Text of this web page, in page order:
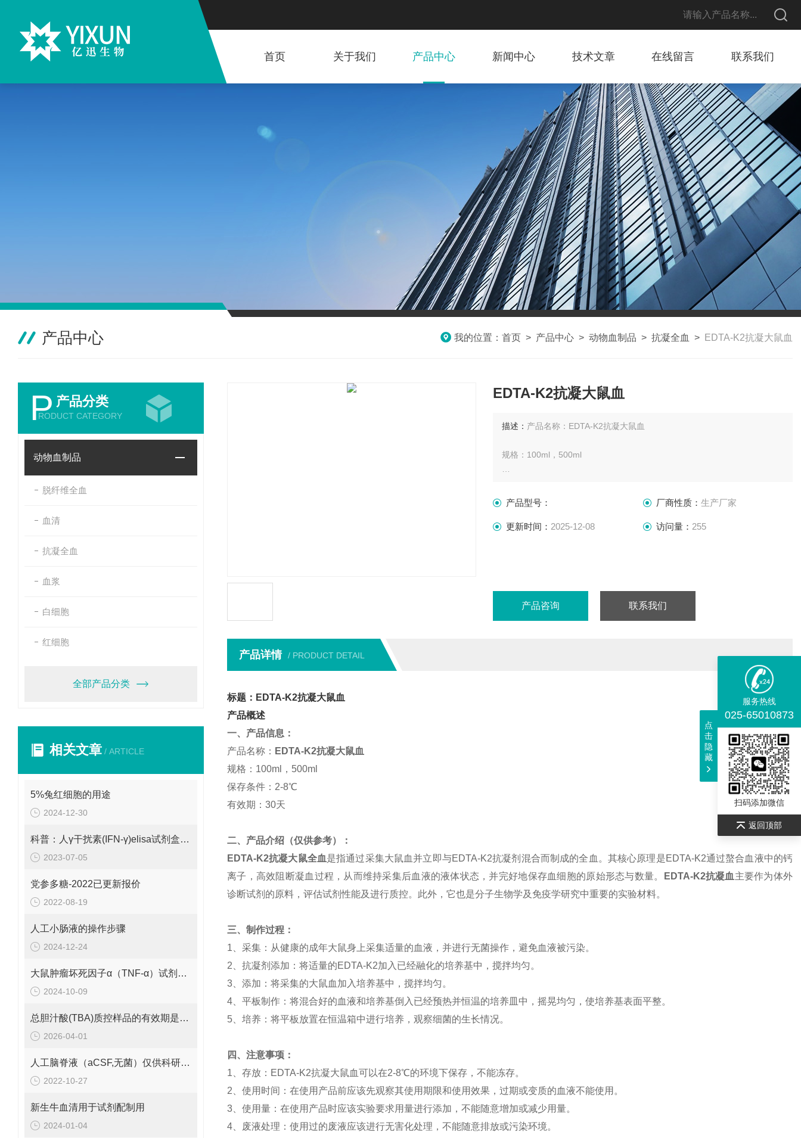
首页 关于我们 产品中心 新闻中心 技术文章 在线留言 联系我们
产品中心 我的位置： 首页 > 产品中心 > 动物血制品 > 抗凝全血 > EDTA-K2抗凝大鼠血
P 产品分类
RODUCT CATEGORY
动物血制品
脱纤维全血
血清
抗凝全血
血浆
白细胞
红细胞
全部产品分类
相关文章 / ARTICLE
5%兔红细胞的用途
2024-12-30
科普：人γ干扰素(IFN-γ)elisa试剂盒样本的收集和保存
2023-07-05
党参多糖-2022已更新报价
2022-08-19
人工小肠液的操作步骤
2024-12-24
大鼠肿瘤坏死因子α（TNF-α）试剂盒样本处理及要求
2024-10-09
总胆汁酸(TBA)质控样品的有效期是多久呢？
2026-04-01
人工脑脊液（aCSF,无菌）仅供科研实验使用
2022-10-27
新生牛血清用于试剂配制用
2024-01-04
EDTA-K2抗凝大鼠血
描述： 产品名称：EDTA-K2抗凝大鼠血
规格：100ml，500ml
产品型号： 厂商性质： 生产厂家
更新时间： 2025-12-08 访问量： 255
产品咨询 联系我们
产品详情 / PRODUCT DETAIL
标题：EDTA-K2抗凝大鼠血
产品概述
一、产品信息：
产品名称： EDTA-K2抗凝大鼠血
规格：100ml，500ml
保存条件：2-8℃
有效期：30天
二、产品介绍（仅供参考）：
EDTA-K2抗凝大鼠全血是指通过采集大鼠血并立即与EDTA-K2抗凝剂混合而制成的全血。其核心原理是EDTA-K2通过螯合血液中的钙
离子，高效阻断凝血过程，从而维持采集后血液的液体状态，并完好地保存血细胞的原始形态与数量。
EDTA-K2抗凝血 主要作为体外
诊断试剂的原料，评估试剂性能及进行质控。此外，它也是分子生物学及免疫学研究中重要的实验材料。
三、制作过程：
1、 采集：从健康的成年大鼠身上采集适量的血液，并进行无菌操作，避免血液被污染。
2、抗凝剂添加：将适量的EDTA-K2加入已经融化的培养基中，搅拌均匀。
3、添加：将采集的大鼠血加入培养基中，搅拌均匀。
4、平板制作：将混合好的血液和培养基倒入已经预热并恒温的培养皿中，摇晃均匀，使培养基表面平整。
5、培养：将平板放置在恒温箱中进行培养，观察细菌的生长情况。
四、注意事项：
1、存放：EDTA-K2抗凝大鼠血可以在2-8℃的环境下保存，不能冻存。
2、使用时间：在使用产品前应该先观察其使用期限和使用效果，过期或变质的血液不能使用。
3、使用量：在使用产品时应该实验要求用量进行添加，不能随意增加或减少用量。
4、废液处理：使用过的废液应该进行无害化处理，不能随意排放或污染环境。
服务热线
025-65010873
扫码添加微信
返回顶部
点
击
隐
藏